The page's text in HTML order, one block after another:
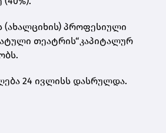
(ახალციხის) პროფესიული
თეატრის“კაპიტალურ
24 ივლისს დასრულდა.